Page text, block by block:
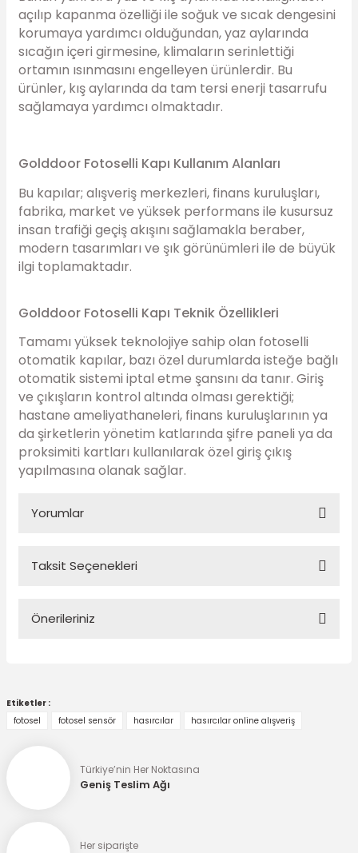
açılıp kapanma özelliği ile soğuk ve sıcak dengesini
korumaya yardımcı olduğundan, yaz aylarında
sıcağın içeri girmesine, klimaların serinlettiği
ortamın ısınmasını engelleyen ürünlerdir. Bu
ürünler, kış aylarında da tam tersi enerji tasarrufu
sağlamaya yardımcı olmaktadır.
Golddoor Fotoselli Kapı Kullanım Alanları
Bu kapılar; alışveriş merkezleri, finans kuruluşları,
fabrika, market ve yüksek performans ile kusursuz
insan trafiği geçiş akışını sağlamakla beraber,
modern tasarımları ve şık görünümleri ile de büyük
ilgi toplamaktadır.
Golddoor Fotoselli Kapı Teknik Özellikleri
Tamamı yüksek teknolojiye sahip olan fotoselli
otomatik kapılar, bazı özel durumlarda isteğe bağlı
otomatik sistemi iptal etme şansını da tanır. Giriş
ve çıkışların kontrol altında olması gerektiği;
hastane ameliyathaneleri, finans kuruluşlarının ya
da şirketlerin yönetim katlarında şifre paneli ya da
proksimiti kartları kullanılarak özel giriş çıkış
yapılmasına olanak sağlar.
Yorumlar
Taksit Seçenekleri
Önerileriniz
kullanarak tarafımıza iletebilirsiniz.
Görüş ve önerileriniz için teşekkür ederiz.
Ürün resmi kalitesiz, bozuk veya görüntülenemiyor.
Ürün açıklamasında eksik bilgiler bulunuyor.
Ürün fiyatı diğer sitelerden daha pahalı.
Etiketler :
fotosel
fotosel sensör hasırcılar hasırcılar online alışveriş
Türkiye’nin Her Noktasına
Geniş Teslim Ağı
Her siparişte